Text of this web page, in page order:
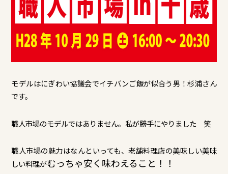
モデルはにぎわい協議会でイチバンご飯が似合う男！杉浦さん
です。
職人市場のモデルではありません。私が勝手にやりました 笑
職人市場の魅力はなんといっても、老舗料理店の美味しい美味
しい料理がむっちゃ安く味わえること！！